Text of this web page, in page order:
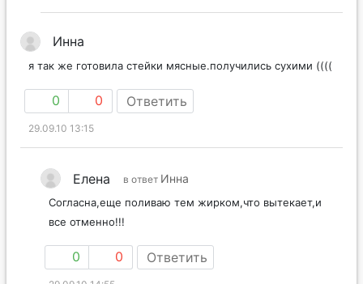
Инна
я так же готовила стейки мясные.получились сухими ((((
0 0 Ответить
29.09.10 13:15
Елена в ответ Инна
Согласна,еще поливаю тем жирком,что вытекает,и
все отменно!!!
0 0 Ответить